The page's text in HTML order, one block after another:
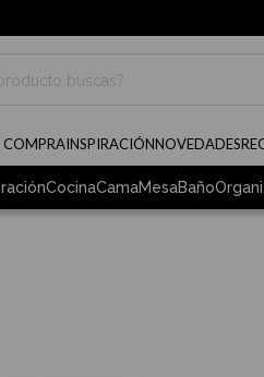
COMPRAINSPIRACIÓNNOVEDADES
CocinaCamaMesaBaño